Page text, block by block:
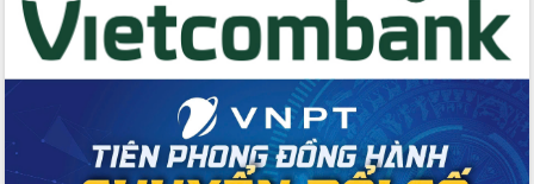
Đánh giá, rút kinh nghiệm công tác tổ
chức diễn tập trước ngày bầu cử
Chương trình “Gặp gỡ hữu nghị –
Bầu cử Quốc hội và HĐND: Cử tri Đắk
Lắk gửi gắm niềm tin, kỳ vọng vào lá